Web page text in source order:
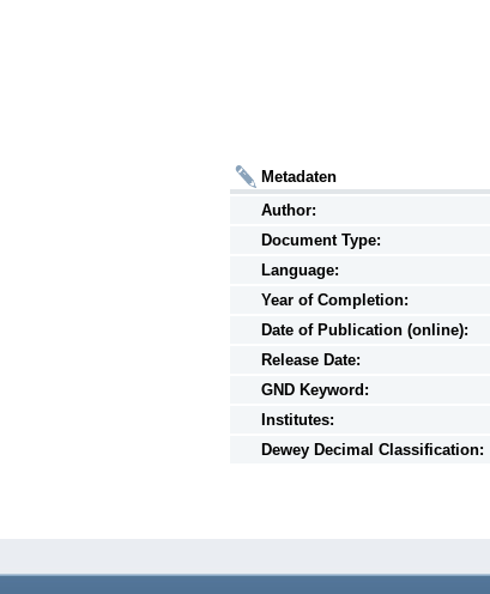
Metadaten
Author:
Document Type:
Language:
Year of Completion:
Date of Publication (online):
Release Date:
GND Keyword:
Institutes:
Dewey Decimal Classification: